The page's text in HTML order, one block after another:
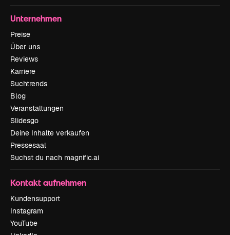
Unternehmen
Preise
Über uns
Reviews
Karriere
Suchtrends
Blog
Veranstaltungen
Slidesgo
Deine Inhalte verkaufen
Pressesaal
Suchst du nach magnific.ai
Kontakt aufnehmen
Kundensupport
Instagram
YouTube